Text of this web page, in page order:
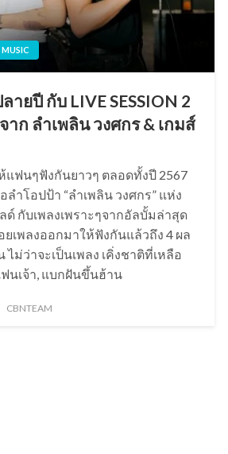
MUSIC
ายปี กับ LIVE SESSION 2
าก ลำเพลิน วงศกร & เกมส์
แฟนๆฟังกันยาวๆ ตลอดทั้งปี 2567
ำโอปป้า “ลำเพลิน วงศกร” แห่ง
กับเพลงเพราะๆจากอัลบั้มล่าสุด
เพลงออกมาให้ฟังกันแล้วถึง 4 ผล
ไม่ว่าจะเป็นเพลง เคิ่งชาติที่เหลือ
ฟนเจ้า, แบกฝันขึ้นฮ้าน
CBNTEAM